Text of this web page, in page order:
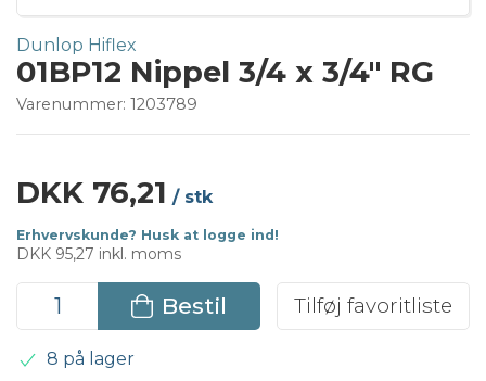
Dunlop Hiflex
01BP12 Nippel 3/4 x 3/4" RG
Varenummer: 1203789
DKK 76,21 / stk
Erhvervskunde? Husk at logge ind!
DKK 95,27 inkl. moms
Bestil Tilføj favoritliste
8 på lager